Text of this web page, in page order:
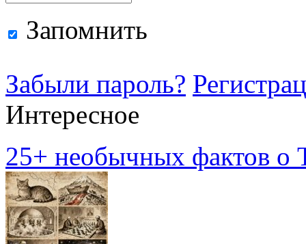
Запомнить
Забыли пароль?
Интересное
25+ необычных фактов о